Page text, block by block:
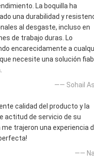
La boquilla ha
una durabilidad y
al desgaste, incluso en
de trabajo duras. Lo
encarecidamente a
necesite una solución
—— Sohail
calidad del producto y la
actitud de servicio de su
trajeron una experiencia
——